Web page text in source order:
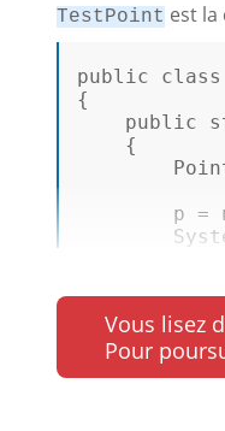
TestPoint est la
public class
{
public
{
p =
Vous lisez
Pour